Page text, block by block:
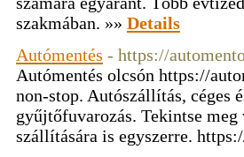
szakmában. »» Details
Autómentés - https://
Autómentés olcsón https://
non-stop. Autószállítás, céges
gyűjtőfuvarozás. Tekintse
szállítására is egyszerre.